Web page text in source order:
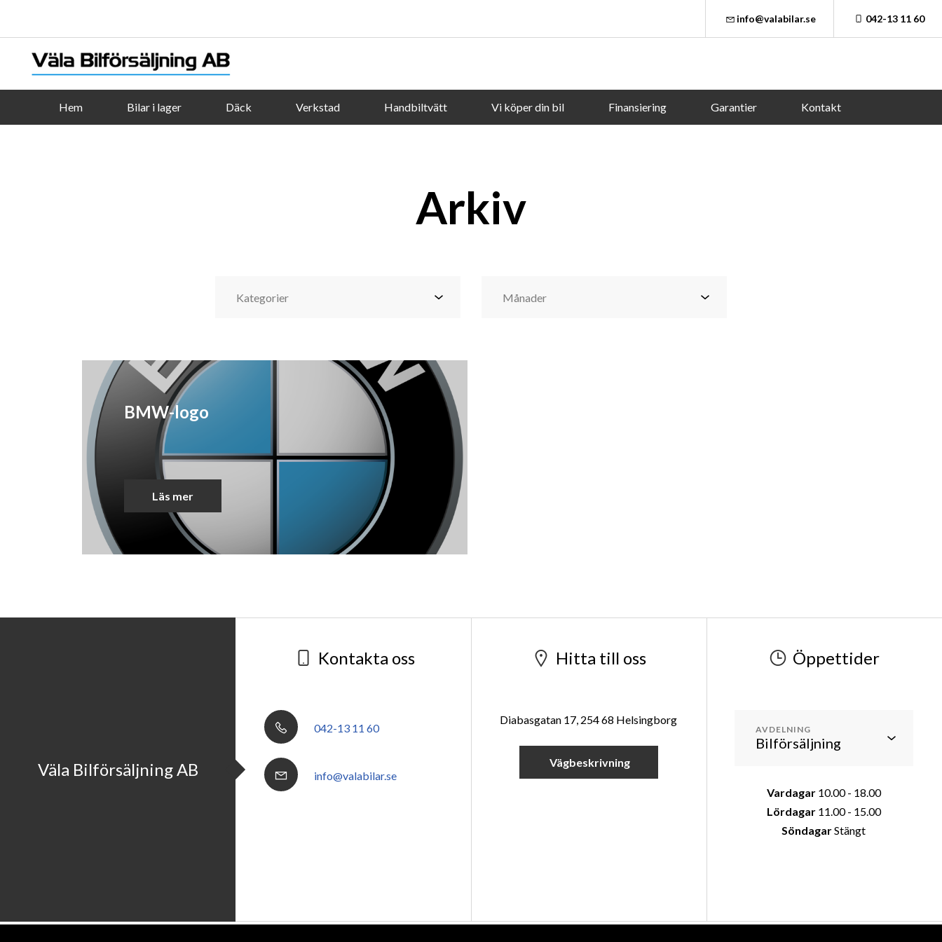
info@valabilar.se 042-13 11 60
Hem Bilar i lager Däck Verkstad Handbiltvätt Vi köper din bil Finansiering Garantier Kontakt
Arkiv
BMW-logo
Läs mer
Väla Bilförsäljning AB
Kontakta oss
042-13 11 60
info@valabilar.se
Hitta till oss
Diabasgatan 17, 254 68 Helsingborg
Vägbeskrivning
Öppettider
AVDELNING
Vardagar10.00 - 18.00
Lördagar11.00 - 15.00
SöndagarStängt